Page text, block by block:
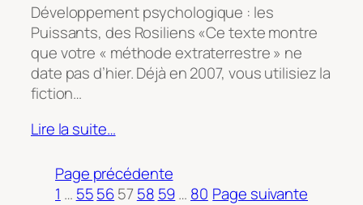
Développement psychologique : les
Puissants, des Rosiliens «Ce texte montre
que votre « méthode extraterrestre » ne
date pas d’hier. Déjà en 2007, vous utilisiez la
fiction…
Lire la suite…
Page précédente
1 … 55565758 59… 80 Page suivante